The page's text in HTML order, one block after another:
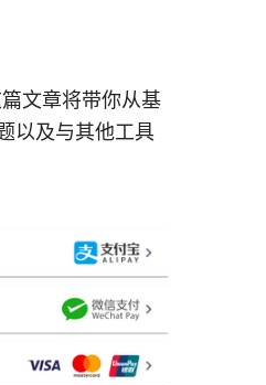
文章将带你从基
以及与其他工具